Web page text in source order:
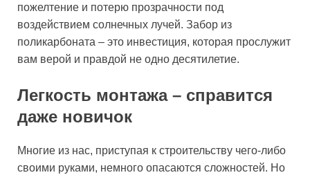
пожелтение и потерю прозрачности под
воздействием солнечных лучей. Забор из
поликарбоната – это инвестиция, которая прослужит
вам верой и правдой не одно десятилетие.
Легкость монтажа – справится
даже новичок
Многие из нас, приступая к строительству чего-либо
своими руками, немного опасаются сложностей. Но